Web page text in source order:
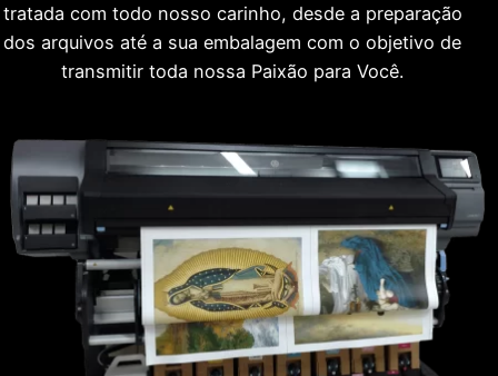
tratada com todo nosso carinho, desde a preparação
dos arquivos até a sua embalagem com o objetivo de
transmitir toda nossa Paixão para Você.